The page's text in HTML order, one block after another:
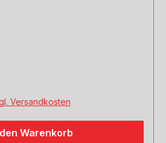
Versandkosten
Warenkorb